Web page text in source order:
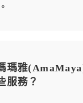
瑪雅
服務？